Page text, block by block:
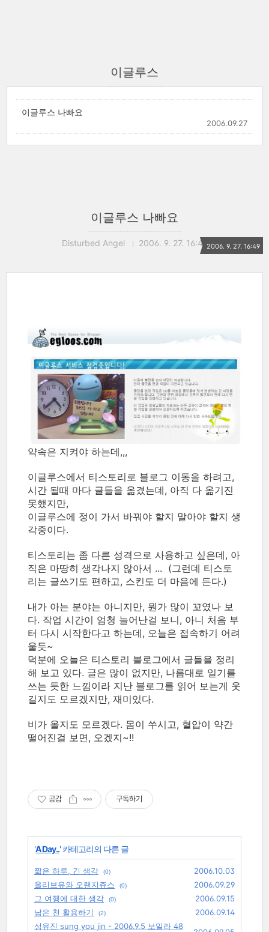
이글루스
이글루스 나빠요
2006.09.27
이글루스 나빠요
Disturbed Angel 2006. 9. 27. 16:492006. 9. 27. 16:49
약속은 지켜야 하는데,,,
이글루스에서 티스토리로 블로그 이동을 하려고,
시간 될때 마다 글들을 옮겼는데, 아직 다 옮기진
못했지만,
이글루스에 정이 가서 바꿔야 할지 말아야 할지 생
각중이다.
티스토리는 좀 다른 성격으로 사용하고 싶은데, 아
직은 마땅히 생각나지 않아서 ... (그런데 티스토
리는 글쓰기도 편하고, 스킨도 더 마음에 든다.)
내가 아는 분야는 아니지만, 뭔가 많이 꼬였나 보
다. 작업 시간이 엄청 늘어난걸 보니, 아니 처음 부
터 다시 시작한다고 하는데, 오늘은 접속하기 어려
울듯~
덕분에 오늘은 티스토리 블로그에서 글들을 정리
해 보고 있다. 글은 많이 없지만, 나름대로 일기를
쓰는 듯한 느낌이라 지난 블로그를 읽어 보는게 웃
길지도 모르겠지만, 재미있다.
비가 올지도 모르겠다. 몸이 쑤시고, 혈압이 약간
떨어진걸 보면, 오겠지~!!
공감 구독하기
'A Day..' 카테고리의 다른 글
짧은 하루, 긴 생각 (0)
2006.10.03
올리브유와 오랜지쥬스
(0)
2006.09.29
그 여행에 대한 생각
(0)
2006.09.15
남은 천 활용하기
(2)
2006.09.14
성유진 sung you jin - 2006.9.5 보일라 48